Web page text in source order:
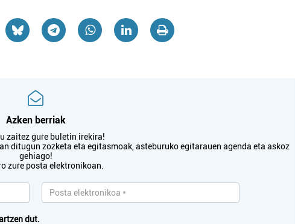
Azken berriak
zaitez gure buletin irekira!
ditugun zozketa eta egitasmoak, asteburuko egitarauen agenda eta askoz
gehiago!
zure posta elektronikoan.
dut.